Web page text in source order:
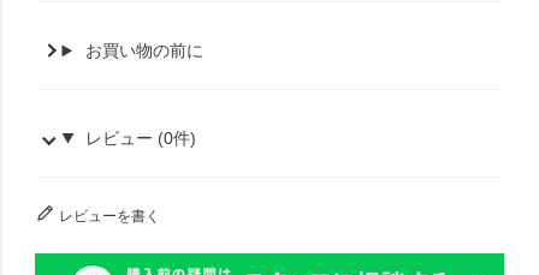
お買い物の前に
レビュー (0件)
レビューを書く